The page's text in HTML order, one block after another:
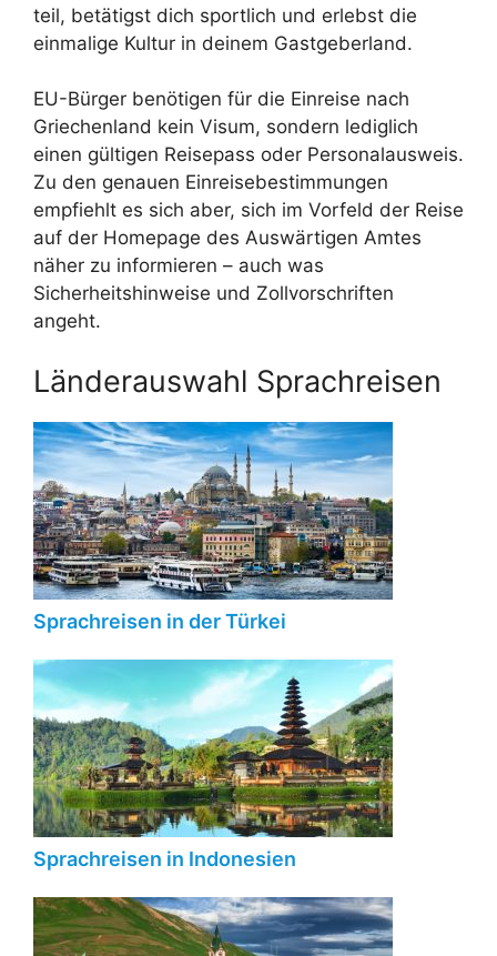
teil, betätigst dich sportlich und erlebst die
einmalige Kultur in deinem Gastgeberland.
EU-Bürger benötigen für die Einreise nach
Griechenland kein Visum, sondern lediglich
einen gültigen Reisepass oder Personalausweis.
Zu den genauen Einreisebestimmungen
empfiehlt es sich aber, sich im Vorfeld der Reise
auf der Homepage des Auswärtigen Amtes
näher zu informieren – auch was
Sicherheitshinweise und Zollvorschriften
angeht.
Länderauswahl Sprachreisen
Sprachreisen in der Türkei
Sprachreisen in Indonesien